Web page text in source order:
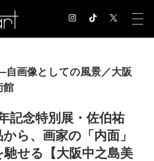
コラム記事
美術館情報
お知らせ
自画像としての風景／大阪
館
記念特別展・佐伯祐
ら、画家の「内面」
馳せる【大阪中之島美